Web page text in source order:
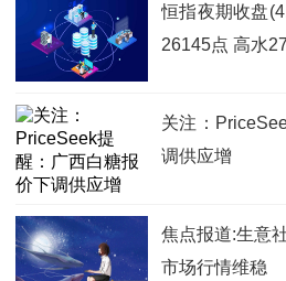
恒指夜期收盘
26145点 高水
关注：
调供应增
焦点报道:生意
市场行情维稳